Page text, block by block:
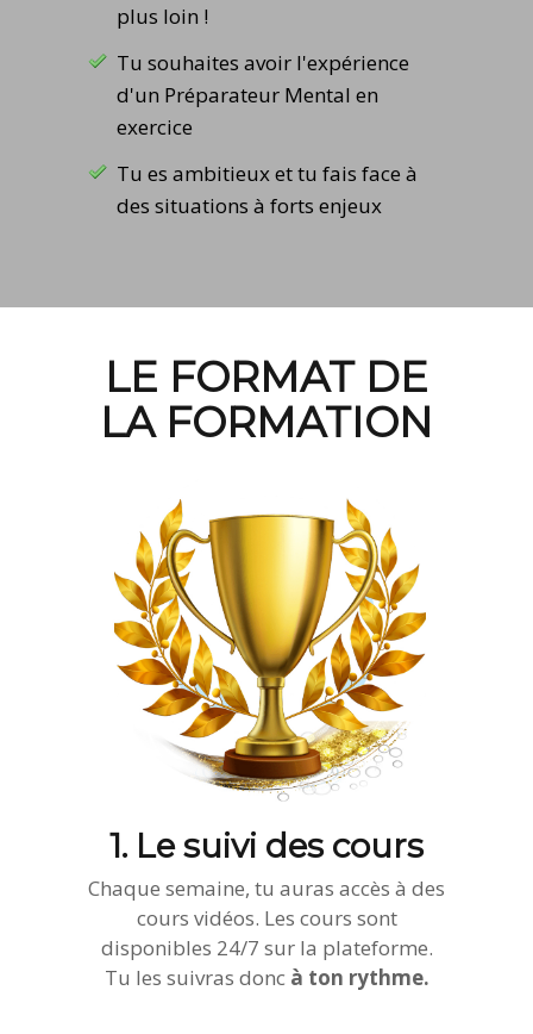
plus loin !
Tu souhaites avoir l'expérience
d'un Préparateur Mental en
exercice
Tu es ambitieux et tu fais face à
des situations à forts enjeux
LE FORMAT DE
LA FORMATION
1. Le suivi des cours
Chaque semaine, tu auras accès à des
cours vidéos. Les cours sont
disponibles 24/7 sur la plateforme.
Tu les suivras donc à ton rythme.